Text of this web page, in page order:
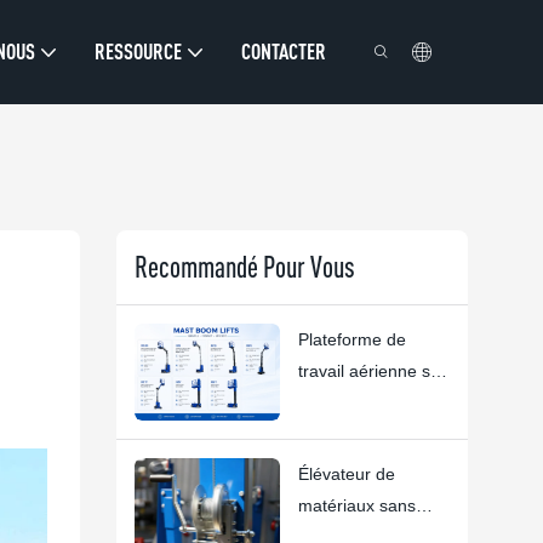
RESSOURCE CONTACTER
Recommandé Pour Vous
Plateforme de
travail aérienne sur
HYNEE R&D pour
divers secteurs
Élévateur de
matériaux sans